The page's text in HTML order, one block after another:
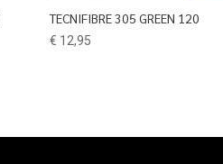
TECNIFIBRE 305 GREEN 120
€ 12,95